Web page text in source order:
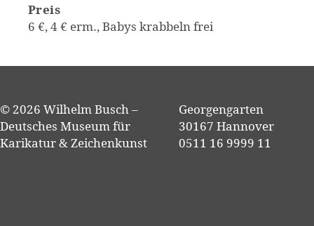
Preis
6 €, 4 € erm., Babys krabbeln frei
© 2026 Wilhelm Busch –
Deutsches Museum für
Karikatur & Zeichenkunst
Georgengarten
30167 Hannover
0511 16 9999 11